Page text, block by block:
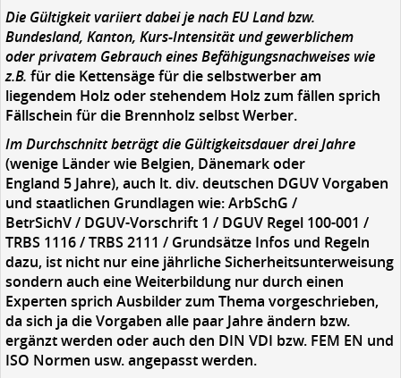
Die Gültigkeit variiert dabei je nachEU Land bzw.
Bundesland, Kanton, Kurs-Intensität und gewerblichem
oder privatem Gebrauch eines Befähigungsnachweises wie
z.B. für die Kettensäge für die selbstwerber am
liegendem Holz oder stehendem Holz zum fällen sprich
Fällschein für die Brennholz selbst Werber.
Im Durchschnitt beträgt die Gültigkeitsdauer drei Jahre
(wenige Länder wie Belgien, Dänemark oder
England 5 Jahre), auch lt. div. deutschen DGUV Vorgaben
und staatlichen Grundlagen wie: ArbSchG /
BetrSichV / DGUV-Vorschrift 1 / DGUV Regel 100-001 /
TRBS 1116 / TRBS 2111 / Grundsätze Infos und Regeln
dazu, ist nicht nur eine jährliche Sicherheitsunterweisung
sondern auch eine Weiterbildung nur durch einen
Experten sprich Ausbilder zum Thema vorgeschrieben,
da sich ja die Vorgaben alle paar Jahre ändern bzw.
ergänzt werden oder auch den DIN VDI bzw. FEM EN und
ISO Normen usw.angepasst werden.